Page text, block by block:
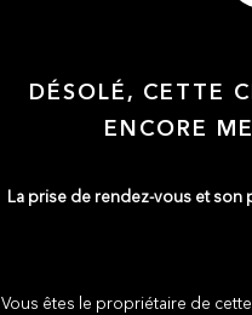
DÉSOLÉ, CETTE
ENCORE
La prise de rendez-vous et son
Vous êtes le propriétaire de